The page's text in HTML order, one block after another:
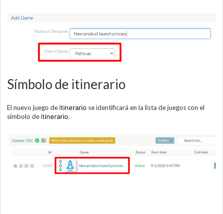
Símbolo de itinerario
El nuevo juego de itinerario se identificará en la lista de juegos con el
símbolo de itinerario.